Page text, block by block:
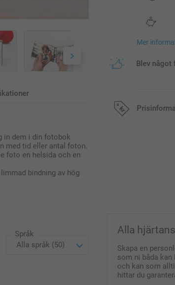
in dem i din fotobok
med tid eller antal foton.
foto en helsida och en
bindning av hög
Mer
Blev något
Språk Alla
Skapa en
som ni båda kan
och kan som
hittar du